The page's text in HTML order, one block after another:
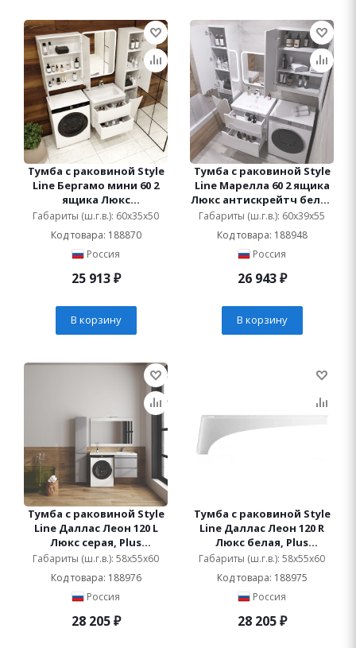
Тумба с раковиной Style
Line Бергамо мини 60 2
ящика Люкс
антискрейтч белая, Plus
подвесная
Габариты (ш.г.в.): 60x35x50
Код товара: 188870
Россия
25 913₽
В корзину
Тумба с раковиной Style
Line Марелла 60 2 ящика
Люкс антискрейтч белая
глянец, Plus подвесная
Габариты (ш.г.в.): 60x39x55
Код товара: 188948
Россия
26 943₽
В корзину
Тумба с раковиной Style
Line Даллас Леон 120 L
Люкс серая, Plus
подвесная
Габариты (ш.г.в.): 58x55x60
Код товара: 188976
Россия
28 205₽
Тумба с раковиной Style
Line Даллас Леон 120 R
Люкс белая, Plus
подвесная
Габариты (ш.г.в.): 58x55x60
Код товара: 188975
Россия
28 205₽